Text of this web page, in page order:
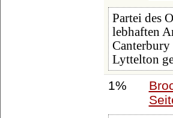
Partei des
lebhaften
Canterbury
Lyttelton
1%